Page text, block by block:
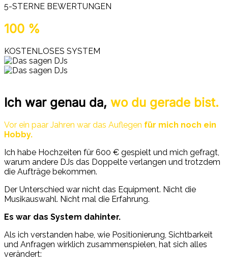
5-STERNE BEWERTUNGEN
100 %
KOSTENLOSES SYSTEM
Ich war genau da, wo du gerade bist.
Vor ein paar Jahren war das Auflegen für mich noch ein
Hobby.
Ich habe Hochzeiten für 600 € gespielt und mich gefragt,
warum andere DJs das Doppelte verlangen und trotzdem
die Aufträge bekommen.
Der Unterschied war nicht das Equipment. Nicht die
Musikauswahl. Nicht mal die Erfahrung.
Es war das System dahinter.
Als ich verstanden habe, wie Positionierung, Sichtbarkeit
und Anfragen wirklich zusammenspielen, hat sich alles
verändert: